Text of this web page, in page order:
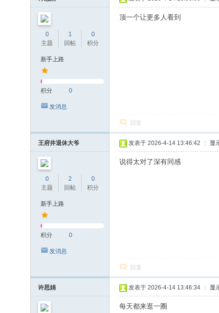
0
主题
1
回帖
0
积分
新手上路
积分 0
发消息
顶一个让更多人看到
回复
王府井退休大爷
0
主题
2
回帖
0
积分
新手上路
积分 0
发消息
发表于 2026-4-14 13:46:42 显
说得太对了深有同感
回复
许思娟 发表于 2026-4-14 13:46:34 显
每天都来逛一圈